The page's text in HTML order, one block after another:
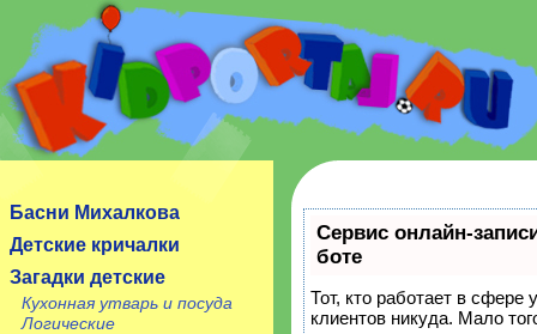
Сайт посвящен детям, их родителям, учителям и
Басни Михалкова
Детские кричалки
Загадки детские
Кухонная утварь и посуда
Логические
Сервис онлайн-
боте
Тот, кто работает в сфере
клиентов никуда. Мало